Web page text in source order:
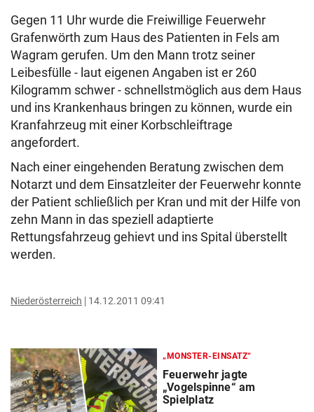
Gegen 11 Uhr wurde die Freiwillige Feuerwehr
Grafenwörth zum Haus des Patienten in Fels am
Wagram gerufen. Um den Mann trotz seiner
Leibesfülle - laut eigenen Angaben ist er 260
Kilogramm schwer - schnellstmöglich aus dem Haus
und ins Krankenhaus bringen zu können, wurde ein
Kranfahrzeug mit einer Korbschleiftrage
angefordert.
Nach einer eingehenden Beratung zwischen dem
Notarzt und dem Einsatzleiter der Feuerwehr konnte
der Patient schließlich per Kran und mit der Hilfe von
zehn Mann in das speziell adaptierte
Rettungsfahrzeug gehievt und ins Spital überstellt
werden.
Niederösterreich 14.12.2011 09:41
„MONSTER-EINSATZ“
Feuerwehr jagte
„Vogelspinne“ am
Spielplatz